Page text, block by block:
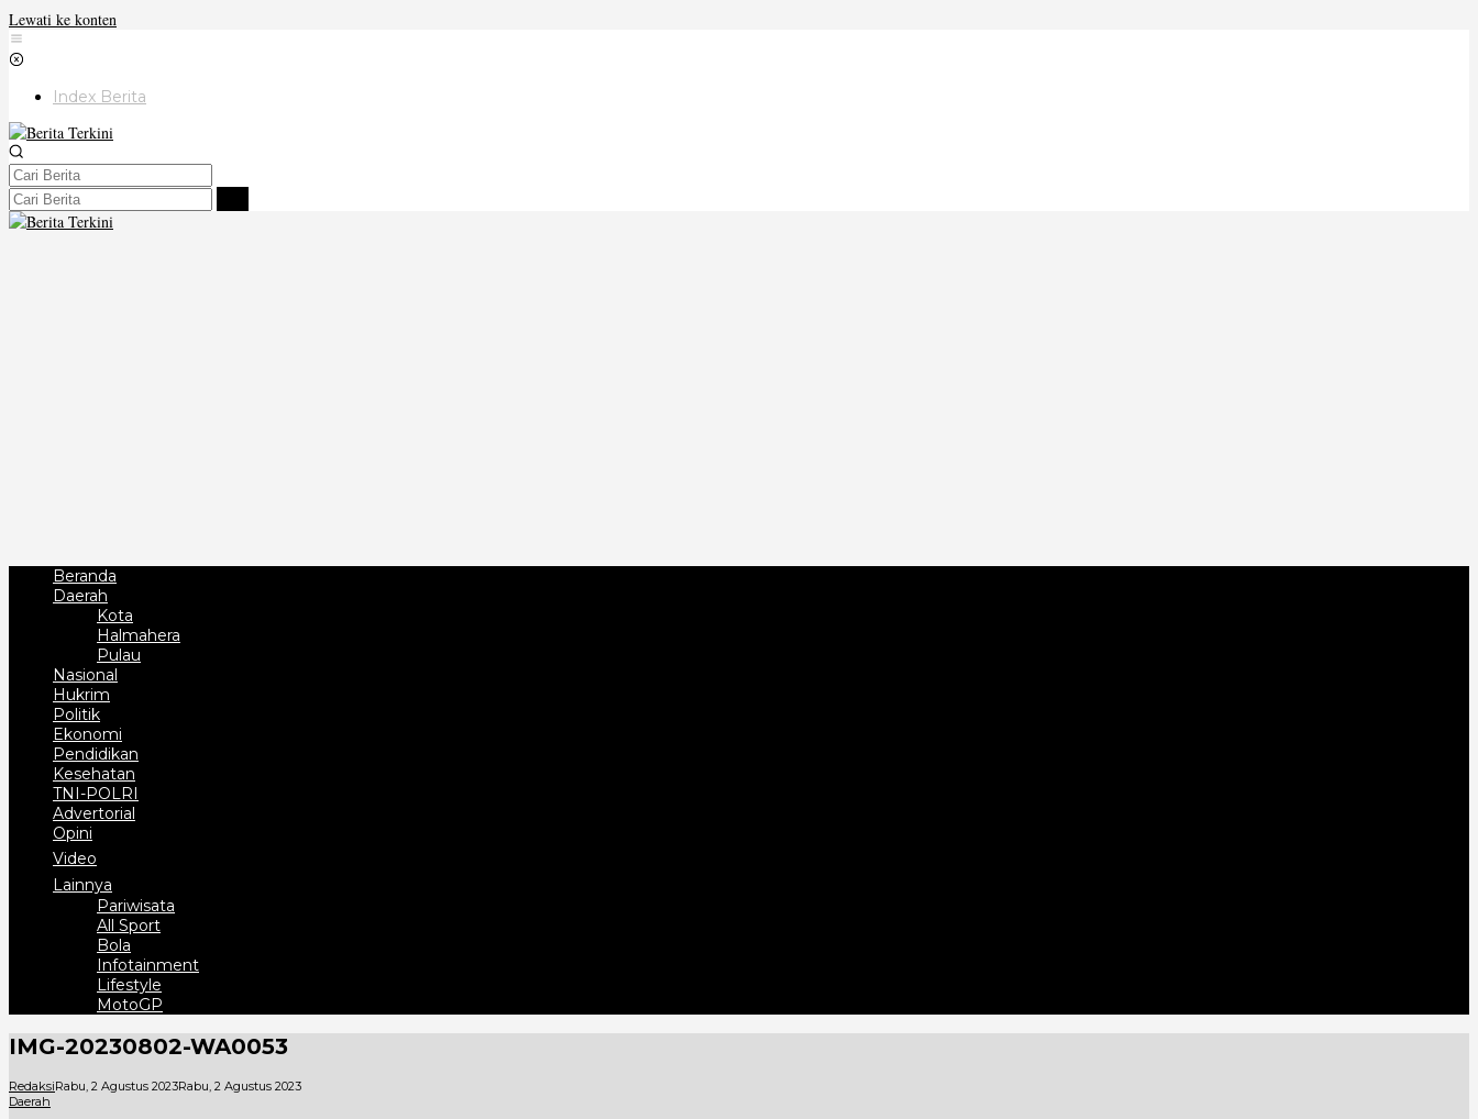
Lewati ke konten
Index Berita
Beranda
Daerah
Kota
Halmahera
Pulau
Nasional
Hukrim
Politik
Ekonomi
Pendidikan
Kesehatan
TNI-POLRI
Advertorial
Opini
Video
Lainnya
Pariwisata
All Sport
Bola
Infotainment
Lifestyle
MotoGP
IMG-20230802-WA0053
RedaksiRabu, 2 Agustus 2023Rabu, 2 Agustus 2023
Daerah